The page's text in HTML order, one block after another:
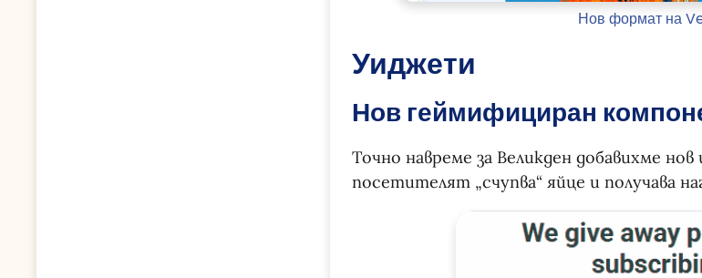
Нов формат на
Уиджети
Нов геймифициран
Точно навреме за Великден добавихме
посетителят „счупва“ яйце и получава